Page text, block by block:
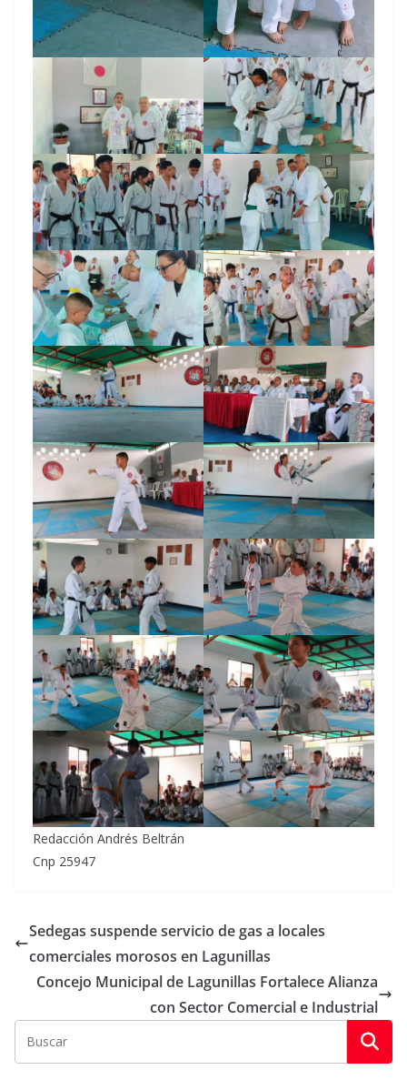
Redacción Andrés Beltrán
Cnp 25947
Sedegas suspende servicio de gas a locales
comerciales morosos en Lagunillas
Concejo Municipal de Lagunillas Fortalece Alianza
con Sector Comercial e Industrial​